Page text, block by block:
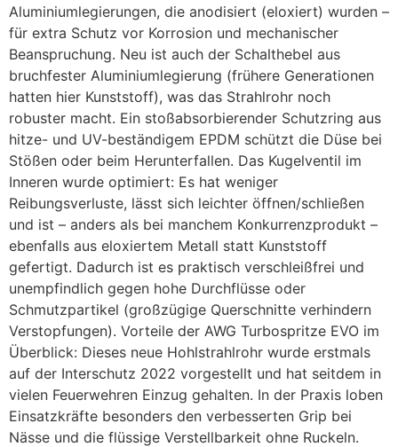
Aluminiumlegierungen, die anodisiert (eloxiert) wurden –
für extra Schutz vor Korrosion und mechanischer
Beanspruchung. Neu ist auch der Schalthebel aus
bruchfester Aluminiumlegierung (frühere Generationen
hatten hier Kunststoff), was das Strahlrohr noch
robuster macht. Ein stoßabsorbierender Schutzring aus
hitze- und UV-beständigem EPDM schützt die Düse bei
Stößen oder beim Herunterfallen. Das Kugelventil im
Inneren wurde optimiert: Es hat weniger
Reibungsverluste, lässt sich leichter öffnen/schließen
und ist – anders als bei manchem Konkurrenzprodukt –
ebenfalls aus eloxiertem Metall statt Kunststoff
gefertigt. Dadurch ist es praktisch verschleißfrei und
unempfindlich gegen hohe Durchflüsse oder
Schmutzpartikel (großzügige Querschnitte verhindern
Verstopfungen). Vorteile der AWG Turbospritze EVO im
Überblick: Dieses neue Hohlstrahlrohr wurde erstmals
auf der Interschutz 2022 vorgestellt und hat seitdem in
vielen Feuerwehren Einzug gehalten. In der Praxis loben
Einsatzkräfte besonders den verbesserten Grip bei
Nässe und die flüssige Verstellbarkeit ohne Ruckeln.